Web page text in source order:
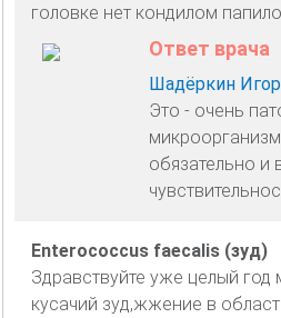
головке нет кондилом
Ответ врача
Шадёркин
Это - очень
обязательно и
Enterococcus faecalis (зуд)
Здравствуйте уже целый
кусачий зуд,жжение в